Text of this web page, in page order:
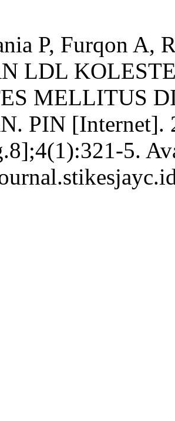
P, Furqon
LDL
MELLITUS
PIN [Internet].
5.